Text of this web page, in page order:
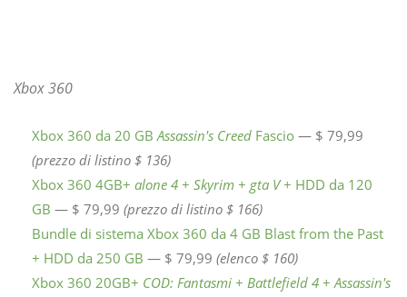
Xbox 360
Xbox 360 da 20 GBAssassin's Creed Fascio — $ 79,99
(prezzo di listino $ 136)
Xbox 360 4GB+ alone 4 + Skyrim + gta V+ HDD da 120
GB — $ 79,99 (prezzo di listino $ 166)
Bundle di sistema Xbox 360 da 4 GB Blast from the Past
+ HDD da 250 GB — $ 79,99 (elenco $ 160)
Xbox 360 20GB+ COD: Fantasmi + Battlefield 4 +Assassin's